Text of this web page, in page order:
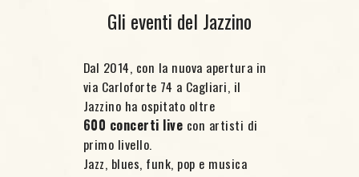
Gli eventi del Jazzino
Dal 2014, con la nuova apertura in
via Carloforte 74 a Cagliari, il
Jazzino ha ospitato oltre
600 concerti live con artisti di
primo livello.
Jazz, blues, funk, pop e musica